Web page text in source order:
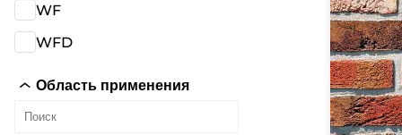
WF
WFD
Область применения